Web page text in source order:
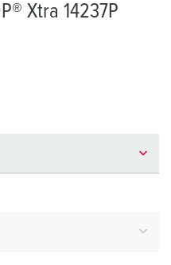
Xtra 14237P